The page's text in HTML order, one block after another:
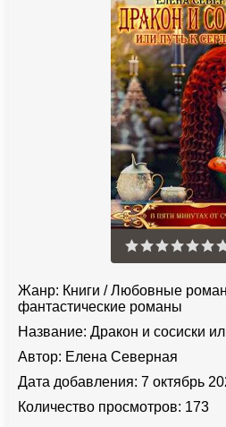
Жанр: Книги /Любовные
фантастические романы
Название: Дракон и сосиски
Автор: Елена Северная
Дата добавления: 7 октябрь
Количество просмотров: 173